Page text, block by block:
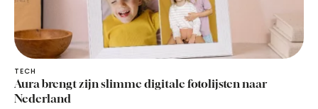
TECH
Aura brengt zijn slimme digitale fotolijsten naar
Nederland